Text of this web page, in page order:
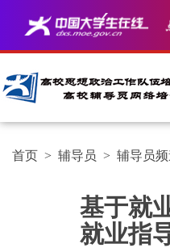
首页 > 辅导员 > 辅导员
基于就
就业指